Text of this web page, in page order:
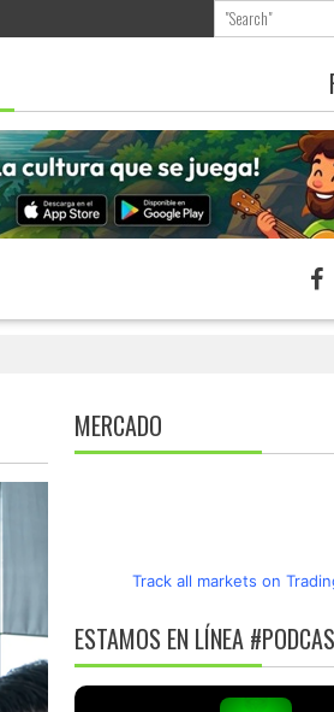
MERCADO
Track all markets on
ESTAMOS EN LÍNEA